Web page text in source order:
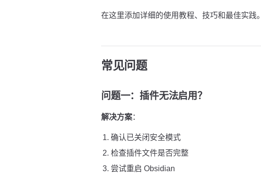
在这里添加详细的使用教程、技巧和最佳实践。
常见问题
问题一：插件无法启用？
解决方案：
确认已关闭安全模式
检查插件文件是否完整
尝试重启 Obsidian